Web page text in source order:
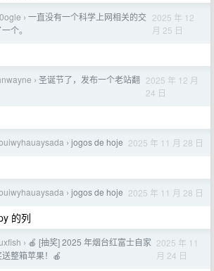
› 一直没有一个科学上网相关的交
个。
2025 年 12
月 25 日
› 圣诞节了，发布一个老站翻 2025 年 12 月
24 日
› jogos de hoje 2025 年 11 月 28 日
› jogos de hoje 2025 年 11 月 28 日
的列
› 🍎 [抽奖] 2025 年烟台红富士自家
整箱苹果！🍎
2025 年 11
月 24 日